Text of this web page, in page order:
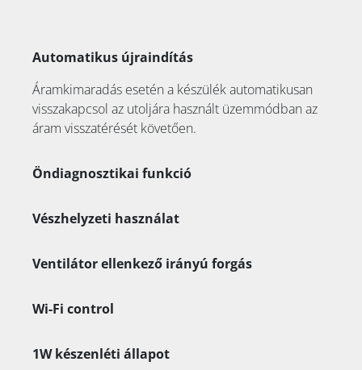
Automatikus újraindítás
Áramkimaradás esetén a készülék automatikusan
visszakapcsol az utoljára használt üzemmódban az
áram visszatérését követően.
Öndiagnosztikai funkció
Vészhelyzeti használat
Ventilátor ellenkező irányú forgás
Wi-Fi control
1W készenléti állapot